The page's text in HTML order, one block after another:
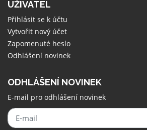
UŽIVATEL
Přihlásit se k účtu
Vytvořit nový účet
Zapomenuté heslo
Odhlášení novinek
ODHLÁŠENÍ NOVINEK
E-mail pro odhlášení novinek